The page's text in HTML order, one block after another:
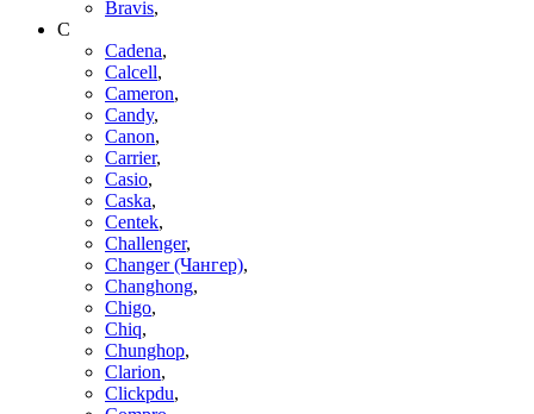
Bravis,
C
Cadena,
Calcell,
Cameron,
Candy,
Canon,
Carrier,
Casio,
Caska,
Centek,
Challenger,
Changer (Чангер),
Changhong,
Chigo,
Chiq,
Chunghop,
Clarion,
Clickpdu,